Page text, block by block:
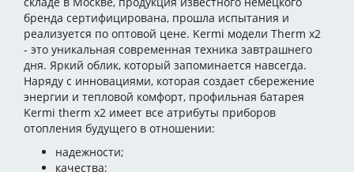
бренда сертифицирована, прошла испытания и
реализуется по оптовой цене. Kermi модели Therm x2
- это уникальная современная техника завтрашнего
дня. Яркий облик, который запоминается навсегда.
Наряду с инновациями, которая создает сбережение
энергии и тепловой комфорт, профильная батарея
Kermi therm x2 имеет все атрибуты приборов
отопления будущего в отношении:
надежности;
качества;